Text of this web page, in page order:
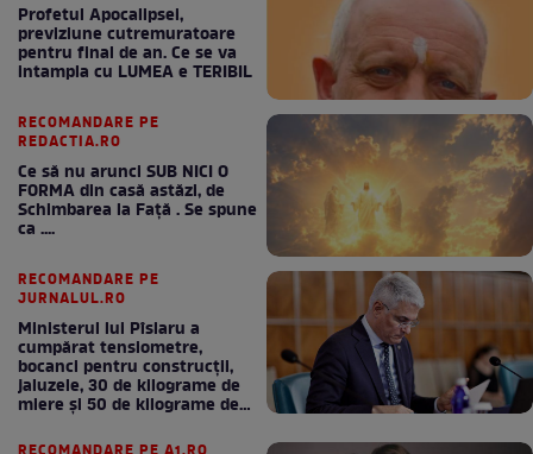
Profetul Apocalipsei,
previziune cutremuratoare
pentru final de an. Ce se va
intampla cu LUMEA e TERIBIL
RECOMANDARE PE
REDACTIA.RO
Ce să nu arunci SUB NICI O
FORMA din casă astăzi, de
Schimbarea la Față . Se spune
ca ....
RECOMANDARE PE
JURNALUL.RO
Ministerul lui Pîslaru a
cumpărat tensiometre,
bocanci pentru construcții,
jaluzele, 30 de kilograme de
miere și 50 de kilograme de